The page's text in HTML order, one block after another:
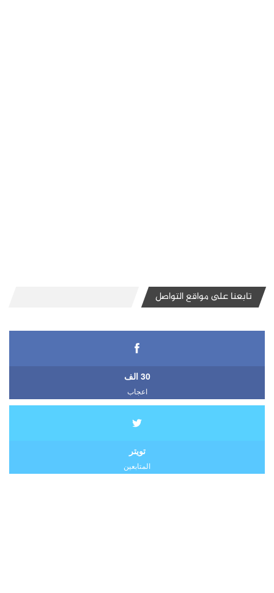
تابعنا على مواقع التواصل
30 الف
اعجاب
تويتر
المتابعين